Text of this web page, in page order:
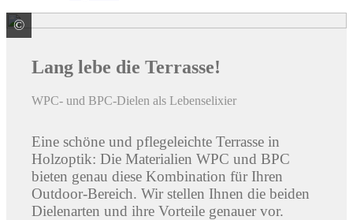
© elephant ZN der Klöpferholz GmbH & Co. KG
Lang lebe die Terrasse!
WPC- und BPC-Dielen als Lebenselixier
Eine schöne und pflegeleichte Terrasse in
Holzoptik: Die Materialien WPC und BPC
bieten genau diese Kombination für Ihren
Outdoor-Bereich. Wir stellen Ihnen die beiden
Dielenarten und ihre Vorteile genauer vor.